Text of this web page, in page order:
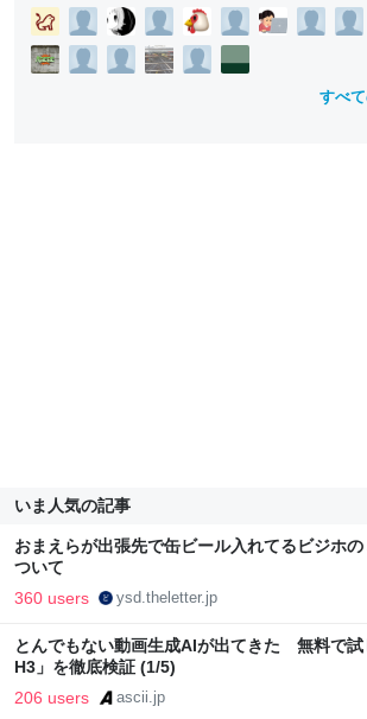
すべ
いま人気の記事
おまえらが出張先で缶ビール入れてるビジホ
ついて
360 users ysd.theletter.jp
とんでもない動画生成AIが出てきた 無料で
H3」を徹底検証 (1/5)
206 users ascii.jp